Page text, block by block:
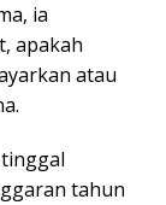
ia
apakah
atau
tahun